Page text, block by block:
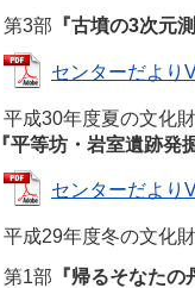
第3部 『古墳の3次元測
センターだより
平成30年度夏の文化
『平等坊・岩室遺跡発
センターだより
平成29年度冬の文化
第1部 『帰るそなた